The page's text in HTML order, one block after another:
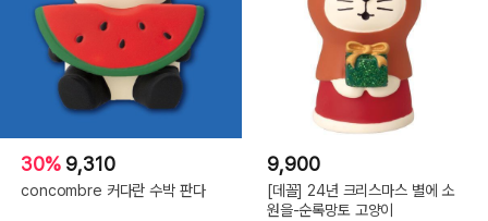
30% 9,310
concombre 커다란 수박 판다
9,900
[데꼴] 24년 크리스마스 별에 소
원을-순록망토 고양이